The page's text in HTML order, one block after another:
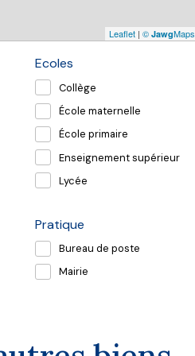
Leaflet | © JawgMaps
Ecoles
Collège
École maternelle
École primaire
Enseignement supérieur
Lycée
Pratique
Bureau de poste
Mairie